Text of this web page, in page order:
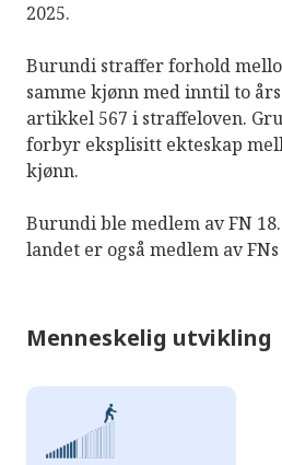
2025.
Burundi straffer forhold
samme kjønn med inntil to
artikkel 567 i straffeloven.
forbyr eksplisitt ekteskap
kjønn.
Burundi ble medlem av FN
landet er også medlem av
Menneskelig utvikling